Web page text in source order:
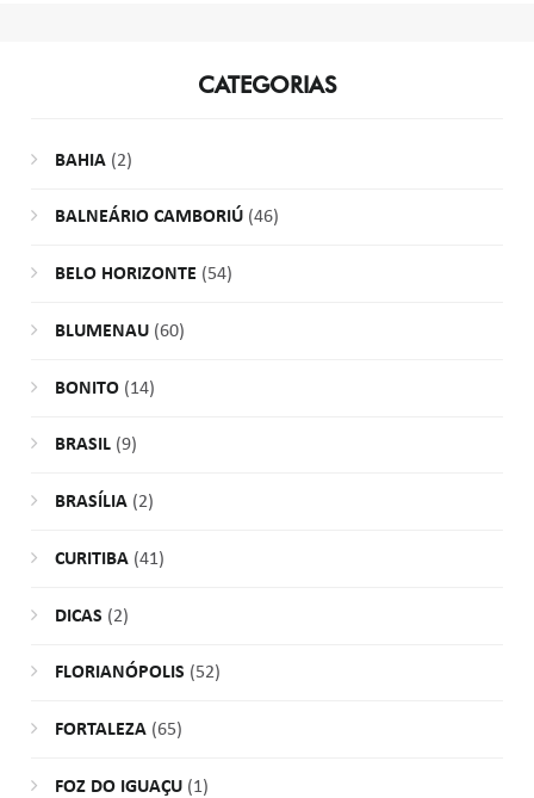
CATEGORIAS
BAHIA(2)
BALNEÁRIO CAMBORIÚ(46)
BELO HORIZONTE (54)
BLUMENAU(60)
BONITO(14)
BRASIL(9)
BRASÍLIA(2)
CURITIBA(41)
DICAS (2)
FLORIANÓPOLIS (52)
FORTALEZA(65)
FOZ DO IGUAÇU(1)